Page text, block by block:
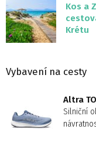
Kos a
Krétu
Vybavení na cesty
Altra
Silniční